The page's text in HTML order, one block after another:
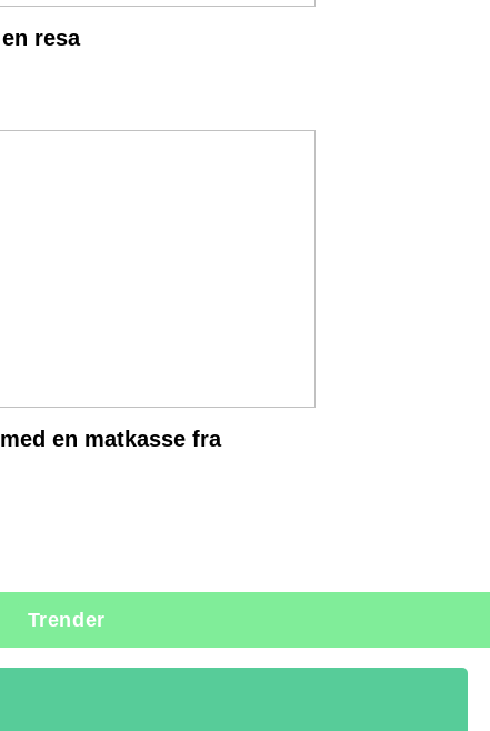
resa
en matkasse fra
Trender